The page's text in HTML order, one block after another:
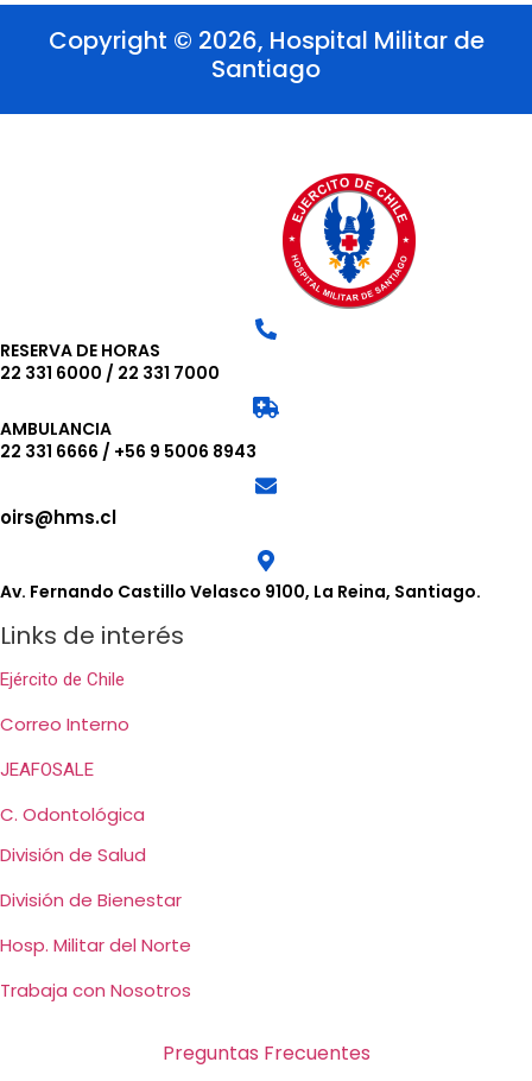
Copyright © 2026, Hospital Militar de
Santiago
RESERVA DE HORAS
22 331 6000 / 22 331 7000
AMBULANCIA
22 331 6666 / +56 9 5006 8943
oirs@hms.cl
Av. Fernando Castillo Velasco 9100, La Reina, Santiago.
Links de interés
Ejército de Chile
Correo Interno
JEAFOSALE
C. Odontológica
División de Salud
División de Bienestar
Hosp. Militar del Norte
Trabaja con Nosotros
Preguntas Frecuentes